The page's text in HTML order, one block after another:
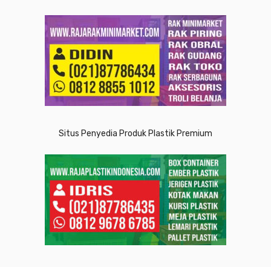
Situs Penyedia Produk Plastik Premium